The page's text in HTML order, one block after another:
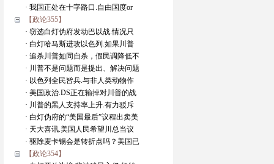
· 我国正处在十字路口.自由国度or
【政论355】
· 窃选白灯伪府发动巴以战.情况只
· 白灯哈马斯进攻以色列.如果川普
· 追杀川普如同自杀，假民调降低不
· 川普不是问题而是提出、解决问题
· 以色列全民皆兵.与非人类动物作
· 美国政治.DS正在输掉对川普的战
· 川普的黑人支持率上升.有力驳斥
· 白灯伪府的“美国最后”议程出卖美
· 天大喜讯.美国人民希望川总当议
· 驱除麦卡锡会是转折点吗？美国已
【政论354】